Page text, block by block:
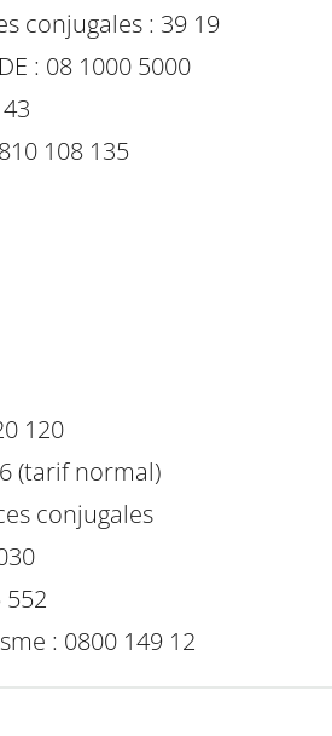
conjugales : 39 19
: 08 1000 5000
108 135
120
(tarif normal)
conjugales
552
: 0800 149 12